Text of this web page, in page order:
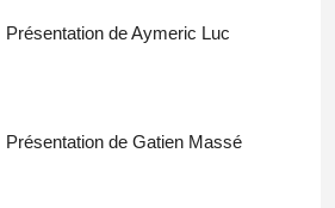
Présentation de Aymeric Luc
Présentation de Gatien Massé